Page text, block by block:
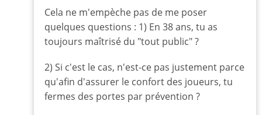
leloup
Cela ne m'empèche pas de me poser
quelques questions : 1) En 38 ans, tu as
toujours maîtrisé du "tout public" ?
2) Si c'est le cas, n'est-ce pas justement parce
qu'afin d'assurer le confort des joueurs, tu
fermes des portes par prévention ?